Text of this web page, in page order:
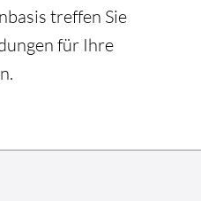
treffen Sie
für Ihre